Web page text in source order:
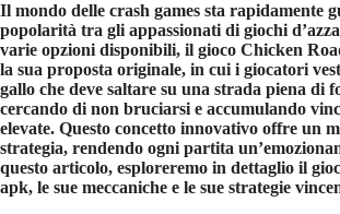
Il mondo delle crash games sta rapidamente
popolarità tra gli appassionati di giochi
varie opzioni disponibili, il gioco Chicken
la sua proposta originale, in cui i giocatori
gallo che deve saltare su una strada piena di
cercando di non bruciarsi e accumulando
elevate. Questo concetto innovativo offre un
strategia, rendendo ogni partita
questo articolo, esploreremo in dettaglio il
apk, le sue meccaniche e le sue strategie